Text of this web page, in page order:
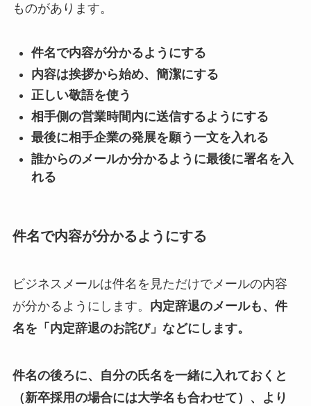
ものがあります。
件名で内容が分かるようにする
内容は挨拶から始め、簡潔にする
正しい敬語を使う
相手側の営業時間内に送信するようにする
最後に相手企業の発展を願う一文を入れる
誰からのメールか分かるように最後に署名を入
れる
件名で内容が分かるようにする
ビジネスメールは件名を見ただけでメールの内容
が分かるようにします。 内定辞退のメールも、件
名を「内定辞退のお詫び」などにします。
件名の後ろに、自分の氏名を一緒に入れておくと
（新卒採用の場合には大学名も合わせて）、より